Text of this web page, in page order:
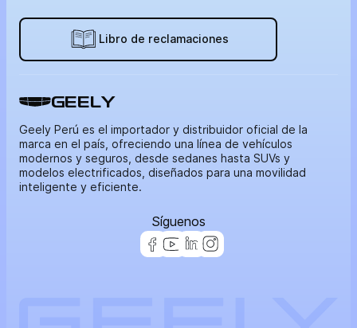
Libro de reclamaciones
GEELY
Geely Perú es el importador y distribuidor oficial de la
marca en el país, ofreciendo una línea de vehículos
modernos y seguros, desde sedanes hasta SUVs y
modelos electrificados, diseñados para una movilidad
inteligente y eficiente.
Síguenos